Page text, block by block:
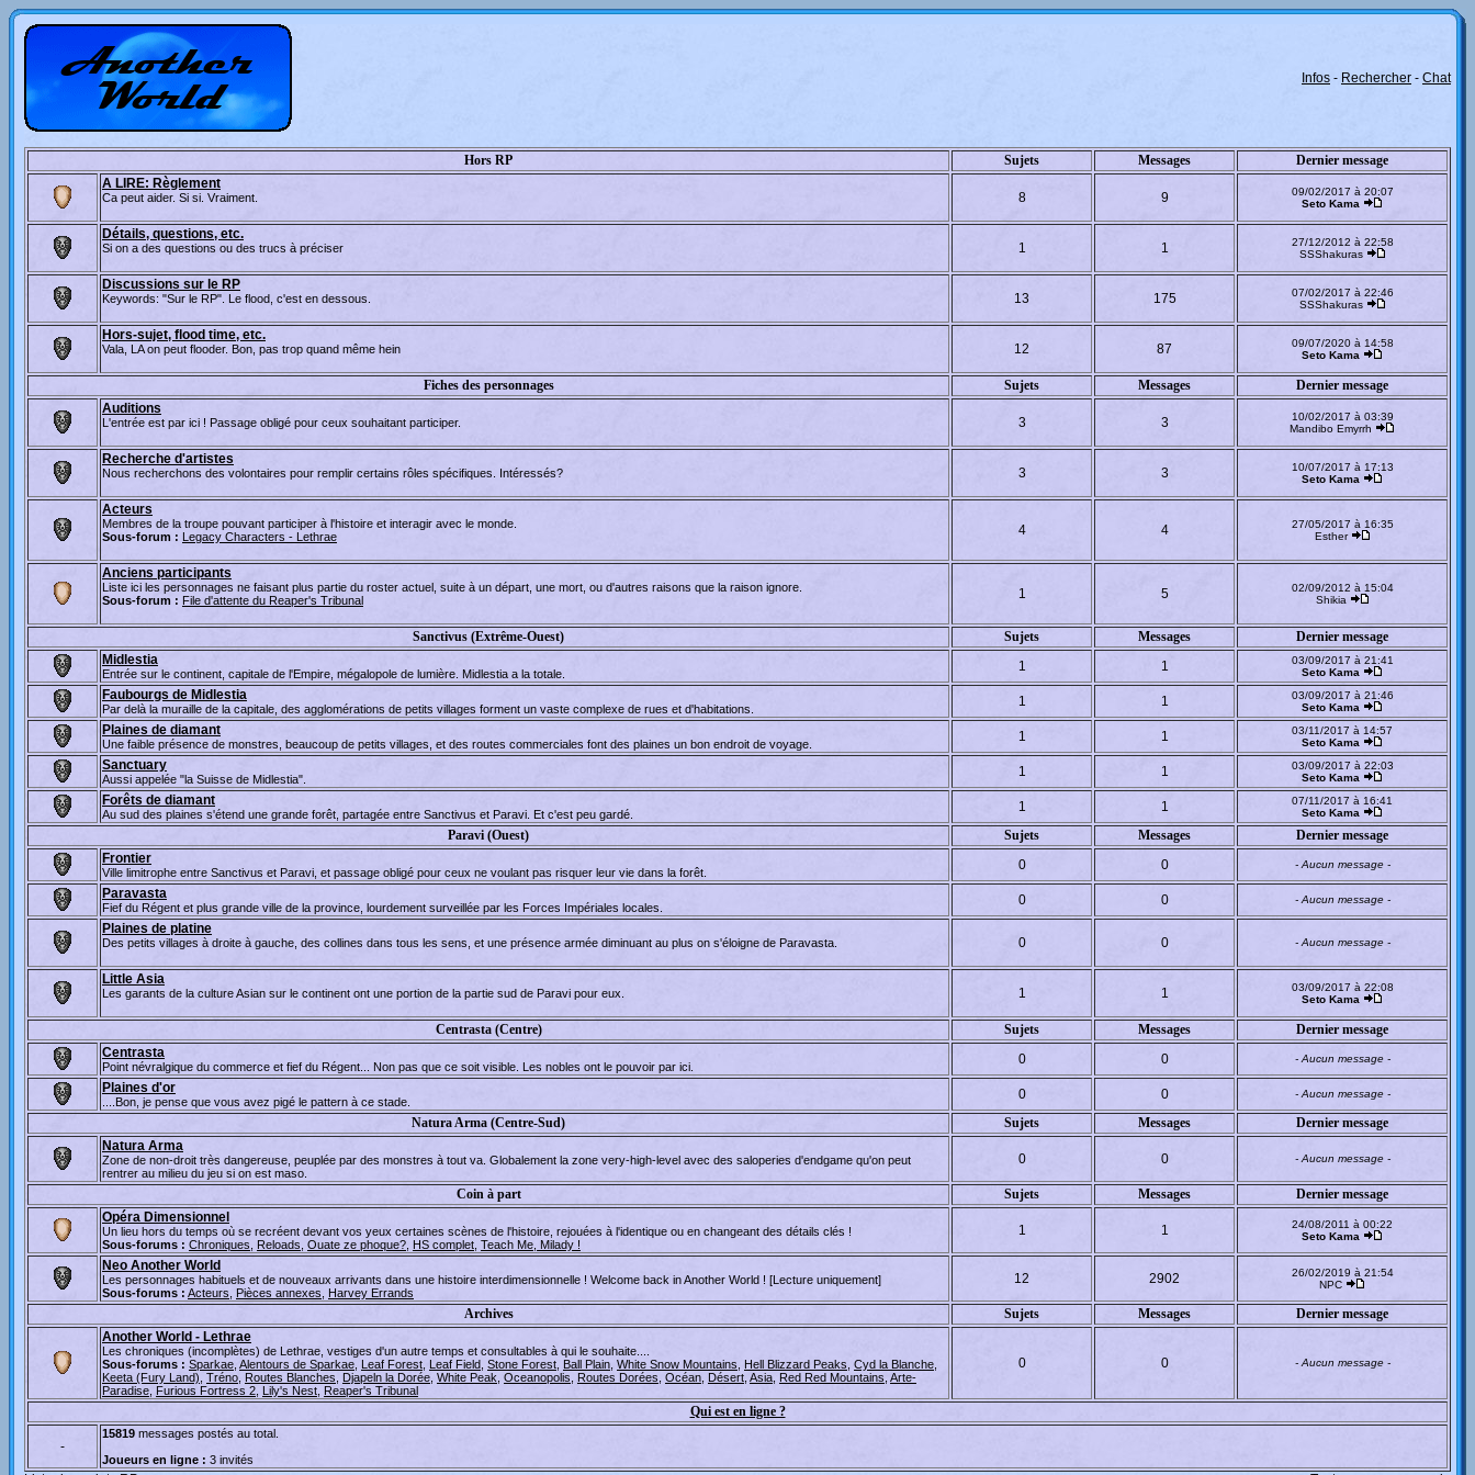
Infos - Rechercher - Chat
Hors RP Sujets Messages
Dernier message
A LIRE: Règlement
Ca peut aider. Si si. Vraiment. 8 9
09/02/2017 à 20:07
Seto Kama
Détails, questions, etc.
Si on a des questions ou des trucs à préciser 1 1
27/12/2012 à 22:58
SSShakuras
Discussions sur le RP
Keywords: "Sur le RP". Le flood, c'est en dessous. 13 175
07/02/2017 à 22:46
SSShakuras
Hors-sujet, flood time, etc.
Vala, LA on peut flooder. Bon, pas trop quand même hein 12 87
09/07/2020 à 14:58
Seto Kama
Fiches des personnages Sujets Messages
Dernier message
Auditions
L'entrée est par ici ! Passage obligé pour ceux souhaitant participer. 3 3
10/02/2017 à 03:39
Mandibo Emyrrh
Recherche d'artistes
Nous recherchons des volontaires pour remplir certains rôles spécifiques. Intéressés? 3 3
10/07/2017 à 17:13
Seto Kama
Acteurs
Membres de la troupe pouvant participer à l'histoire et interagir avec le monde.
Sous-forum : Legacy Characters - Lethrae 4 4
27/05/2017 à 16:35
Esther
Anciens participants
Liste ici les personnages ne faisant plus partie du roster actuel, suite à un départ, une mort, ou d'autres raisons que la raison ignore.
Sous-forum : File d'attente du Reaper's Tribunal 1 5
02/09/2012 à 15:04
Shikia
Sanctivus (Extrême-Ouest) Sujets Messages
Dernier message
Midlestia
Entrée sur le continent, capitale de l'Empire, mégalopole de lumière. Midlestia a la totale. 1 1
03/09/2017 à 21:41
Seto Kama
Faubourgs de Midlestia
Par delà la muraille de la capitale, des agglomérations de petits villages forment un vaste complexe de rues et d'habitations. 1 1
03/09/2017 à 21:46
Seto Kama
Plaines de diamant
Une faible présence de monstres, beaucoup de petits villages, et des routes commerciales font des plaines un bon endroit de voyage. 1 1
03/11/2017 à 14:57
Seto Kama
Sanctuary
Aussi appelée "la Suisse de Midlestia". 1 1
03/09/2017 à 22:03
Seto Kama
Forêts de diamant
Au sud des plaines s'étend une grande forêt, partagée entre Sanctivus et Paravi. Et c'est peu gardé. 1 1
07/11/2017 à 16:41
Seto Kama
Paravi (Ouest) Sujets Messages
Dernier message
Frontier
Ville limitrophe entre Sanctivus et Paravi, et passage obligé pour ceux ne voulant pas risquer leur vie dans la forêt. 0 0 - Aucun message -
Paravasta
Fief du Régent et plus grande ville de la province, lourdement surveillée par les Forces Impériales locales. 0 0 - Aucun message -
Plaines de platine
Des petits villages à droite à gauche, des collines dans tous les sens, et une présence armée diminuant au plus on s'éloigne de Paravasta. 0 0 - Aucun message -
Little Asia
Les garants de la culture Asian sur le continent ont une portion de la partie sud de Paravi pour eux. 1 1
03/09/2017 à 22:08
Seto Kama
Centrasta (Centre) Sujets Messages
Dernier message
Centrasta
Point névralgique du commerce et fief du Régent... Non pas que ce soit visible. Les nobles ont le pouvoir par ici. 0 0 - Aucun message -
Plaines d'or
....Bon, je pense que vous avez pigé le pattern à ce stade. 0 0 - Aucun message -
Natura Arma (Centre-Sud) Sujets Messages
Dernier message
Natura Arma
Zone de non-droit très dangereuse, peuplée par des monstres à tout va. Globalement la zone very-high-level avec des saloperies d'endgame qu'on peut
rentrer au milieu du jeu si on est maso.
0 0 - Aucun message -
Coin à part Sujets Messages
Dernier message
Opéra Dimensionnel
Un lieu hors du temps où se recréent devant vos yeux certaines scènes de l'histoire, rejouées à l'identique ou en changeant des détails clés !
Sous-forums : Chroniques Reloads Ouate ze phoque? HS complet Teach Me, Milady !
1 1
24/08/2011 à 00:22
Seto Kama
Neo Another World
Les personnages habituels et de nouveaux arrivants dans une histoire interdimensionnelle ! Welcome back in Another World ! [Lecture uniquement]
Sous-forums : Acteurs Pièces annexes Harvey Errands
12 2902
26/02/2019 à 21:54
NPC
Archives Sujets Messages
Dernier message
Another World - Lethrae
Les chroniques (incomplètes) de Lethrae, vestiges d'un autre temps et consultables à qui le souhaite....
Sous-forums : Sparkae Alentours de Sparkae Leaf Forest Leaf Field Stone Forest Ball Plain White Snow Mountains Hell Blizzard Peaks Cyd la Blanche
Keeta (Fury Land) Tréno Routes Blanches Djapeln la Dorée White Peak Oceanopolis Routes Dorées Océan Désert Asia Red Red Mountains Arte-
Paradise Furious Fortress 2 Lily's Nest Reaper's Tribunal
0 0 - Aucun message -
Qui est en ligne ?
-
15819 messages postés au total.
Joueurs en ligne : 3 invités